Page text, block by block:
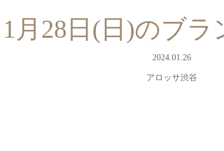
月28日(日)のブ
2024.01.26
アロッサ渋谷